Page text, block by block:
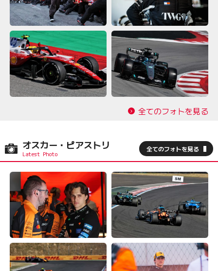
全てのフォトを見る
オスカー・ピアストリ 全てのフォトを見る